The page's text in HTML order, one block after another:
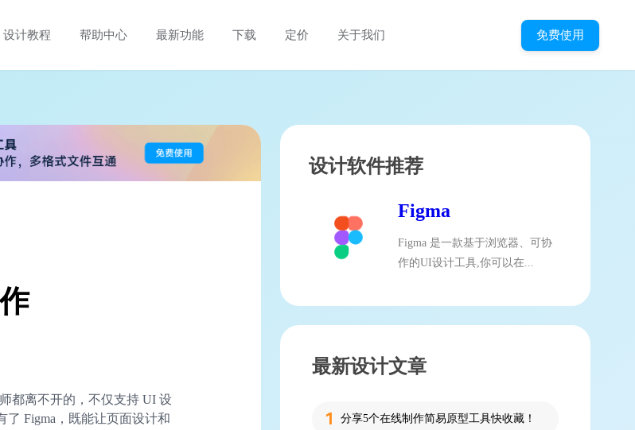
设计教程 帮助中心 最新功能 下载 定价 关于我们 免费使用
都离不开的，不仅支持 UI 设
Figma，既能让页面设计和
设计软件推荐
Figma
Figma 是一款基于浏览器、可协
作的UI设计工具,你可以在...
最新设计文章
分享5个在线制作简易原型工具快收藏！